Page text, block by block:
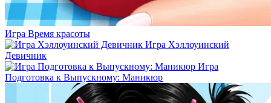
Игра Время красоты
Игра Хэллоуинский
Девичник
Игра
Подготовка к Выпускному: Маникюр